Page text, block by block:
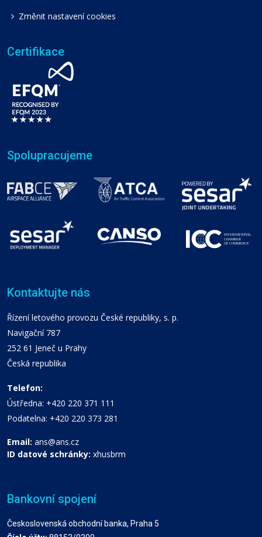
Změnit nastavení cookies
Certifikace
Spolupracujeme
Kontaktujte nás
Řízení letového provozu České republiky, s. p.
Navigační 787
252 61 Jeneč u Prahy
Česká republika
Telefon:
Ústředna: +420 220 371 111
Podatelna: +420 220 373 281
Email: ans@ans.cz
ID datové schránky: xhusbrm
Bankovní spojení
Československá obchodní banka, Praha 5